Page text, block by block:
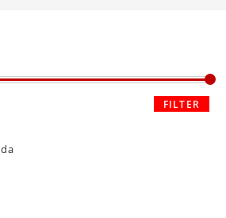
FILTER